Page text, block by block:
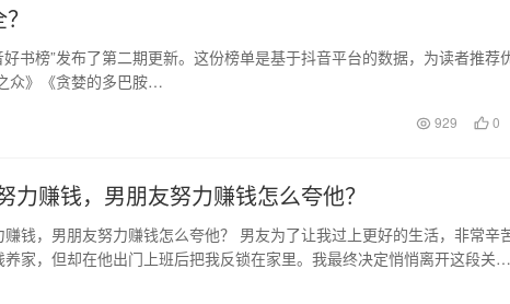
书榜”发布了第二期更新。这份榜单是基于抖音平台的数据，为读者推荐
众》《贪婪的多巴胺…
929 0
力赚钱，男朋友努力赚钱怎么夸他？
赚钱，男朋友努力赚钱怎么夸他？ 男友为了让我过上更好的生活，非常辛
养家，但却在他出门上班后把我反锁在家里。我最终决定悄悄离开这段关